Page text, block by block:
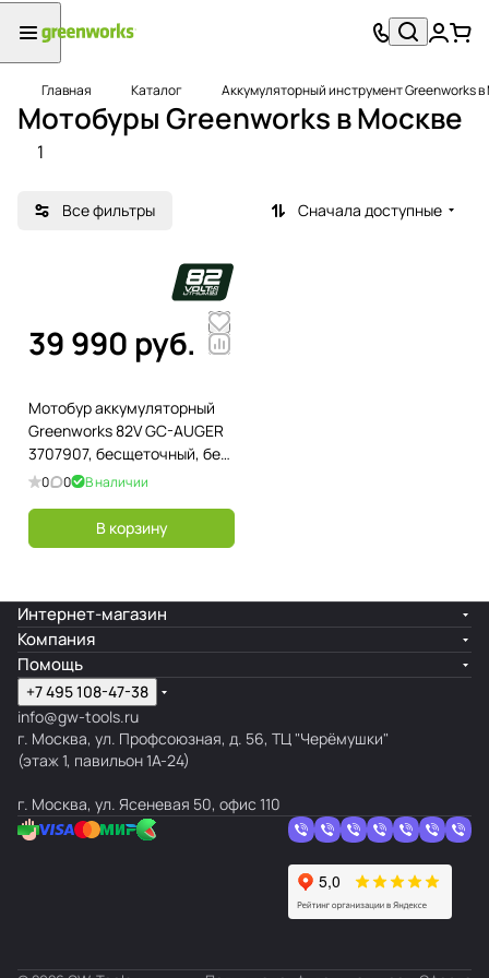
Главная Каталог Аккумуляторный инструмент Greenworks
Мотобуры Greenworks в Москве
1
Все фильтры Сначала доступные
39 990 руб.
Мотобур аккумуляторный
Greenworks 82V GC-AUGER
3707907, бесщеточный, без
АКБ и ЗУ
0 0 В наличии
В корзину
Интернет-магазин
Компания
Помощь
+7 495 108-47-38
info@gw-tools.ru
г. Москва, ул. Профсоюзная, д. 56, ТЦ "Черёмушки"
(этаж 1, павильон 1А-24)
г. Москва, ул. Ясеневая 50, офис 110